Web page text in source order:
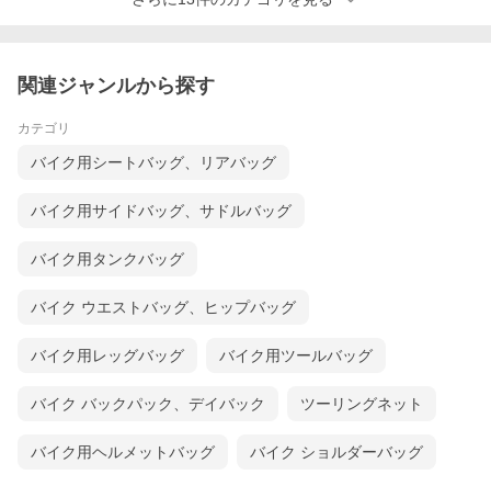
関連ジャンルから探す
カテゴリ
バイク用シートバッグ、リアバッグ
バイク用サイドバッグ、サドルバッグ
バイク用タンクバッグ
バイク ウエストバッグ、ヒップバッグ
バイク用レッグバッグ バイク用ツールバッグ
バイク バックパック、デイバック ツーリングネット
バイク用ヘルメットバッグ バイク ショルダーバッグ